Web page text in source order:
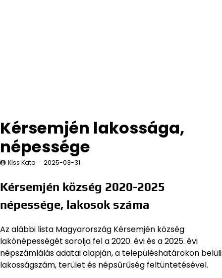
Kérsemjén lakossága,
népessége
Kiss Kata 2025-03-31
Kérsemjén község 2020-2025
népessége, lakosok száma
Az alábbi lista Magyarország Kérsemjén község
lakónépességét sorolja fel a 2020. évi és a 2025. évi
népszámlálás adatai alapján,a településhatárokon belüli
lakosságszám, terület és népsűrűség feltüntetésével.